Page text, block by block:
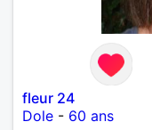
fleur 24
Dole - 60 ans